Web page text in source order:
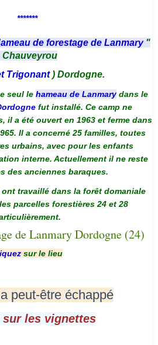
*******
de forestage de Lanmary "
Chauveyrou
Trigonant) Dordogne.
seul le hameau de Lanmarydans le
fut installé. Ce camp ne
il a été ouvert en 1963 et ferme dans
Il a concerné 25 familles, toutes
urbains, avec pour les enfants
interne. Actuellement il ne reste
des anciennes baraques.
travaillé dans la forêt domaniale
parcelles forestières 24 et 28
sur le lieu
peut-être échappé
sur les vignettes